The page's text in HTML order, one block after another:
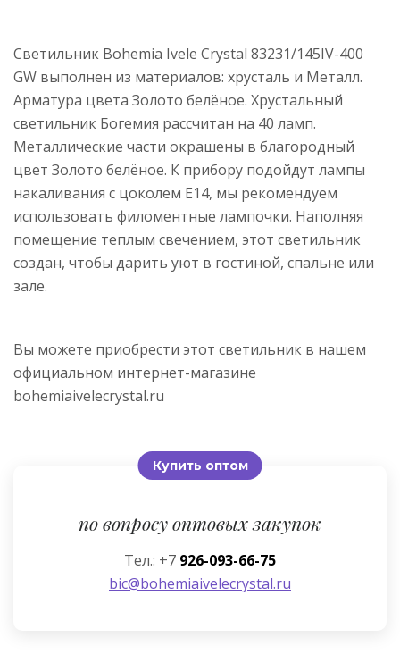
Светильник Bohemia Ivele Crystal 83231/145IV-400
GW выполнен из материалов: хрусталь и Металл.
Арматура цвета Золото белёное. Хрустальный
светильник Богемия рассчитан на 40 ламп.
Металлические части окрашены в благородный
цвет Золото белёное. К прибору подойдут лампы
накаливания с цоколем E14, мы рекомендуем
использовать филоментные лампочки. Наполняя
помещение теплым свечением, этот светильник
создан, чтобы дарить уют в гостиной, спальне или
зале.
Вы можете приобрести этот светильник в нашем
официальном интернет-магазине
bohemiaivelecrystal.ru
Купить оптом
по вопросу оптовых закупок
Тел.: +7 926-093-66-75
bic@bohemiaivelecrystal.ru